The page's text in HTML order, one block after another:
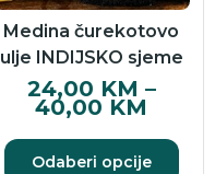
Medina čurekotovo
ulje INDIJSKO sjeme
24,00 KM –
40,00 KM
Odaberi opcije